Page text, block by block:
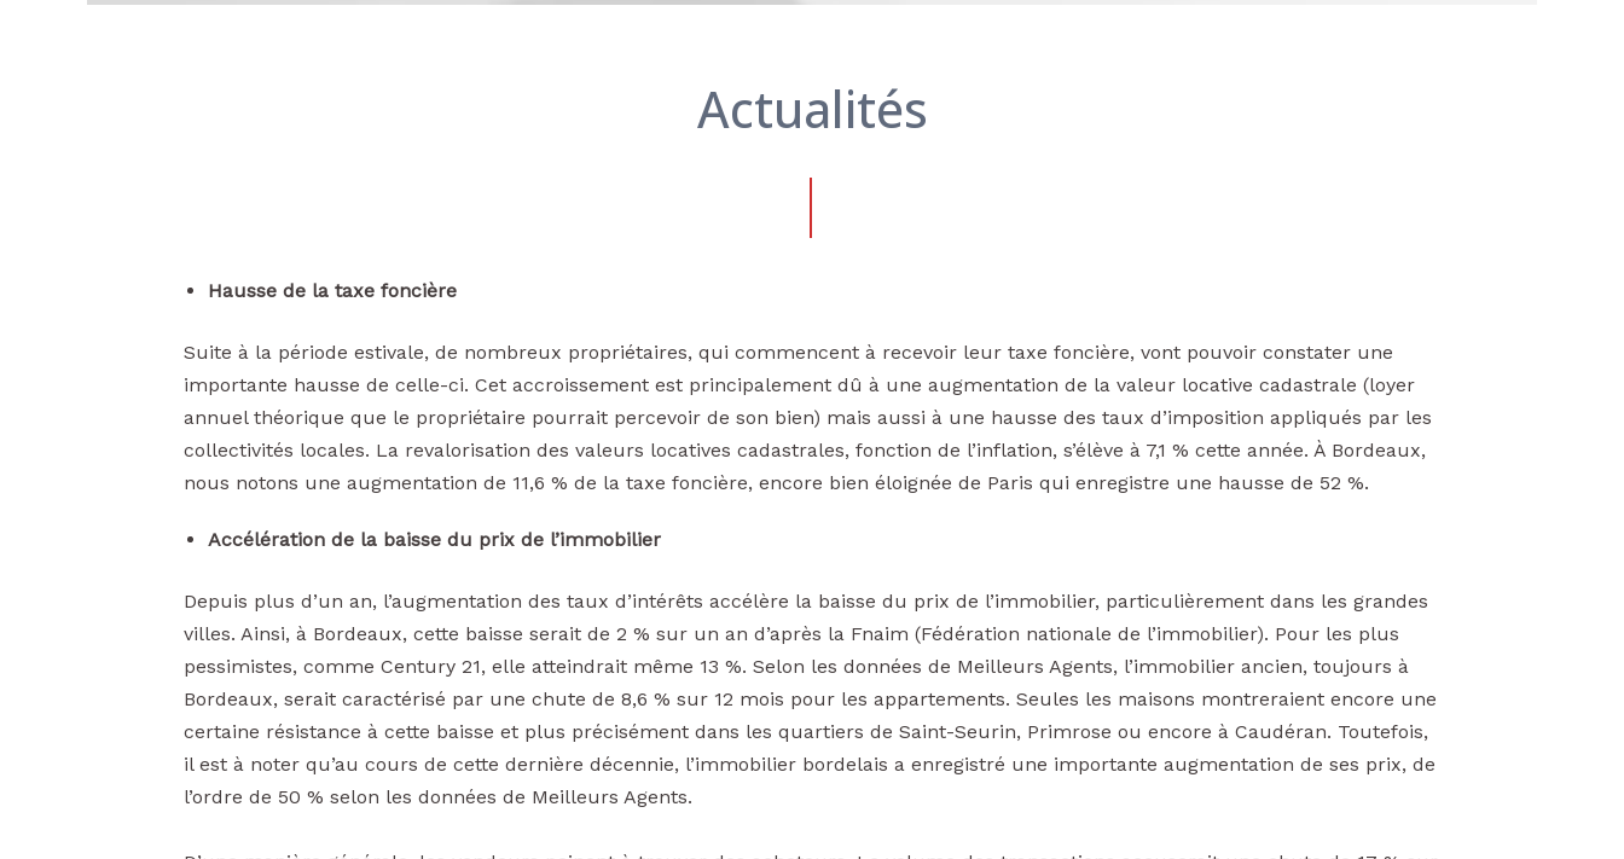
Actualités
Hausse de la taxe foncière
Suite à la période estivale, de nombreux propriétaires, qui commencent à recevoir leur taxe foncière, vont pouvoir constater une
importante hausse de celle-ci. Cet accroissement est principalement dû à une augmentation de la valeur locative cadastrale (loyer
annuel théorique que le propriétaire pourrait percevoir de son bien) mais aussi à une hausse des taux d’imposition appliqués par les
collectivités locales. La revalorisation des valeurs locatives cadastrales, fonction de l’inflation, s’élève à 7,1 % cette année. À Bordeaux,
nous notons une augmentation de 11,6 % de la taxe foncière, encore bien éloignée de Paris qui enregistre une hausse de 52 %.
Accélération de la baisse du prix de l’immobilier
Depuis plus d’un an, l’augmentation des taux d’intérêts accélère la baisse du prix de l’immobilier, particulièrement dans les grandes
villes. Ainsi, à Bordeaux, cette baisse serait de 2 % sur un an d’après la Fnaim (Fédération nationale de l’immobilier). Pour les plus
pessimistes, comme Century 21, elle atteindrait même 13 %. Selon les données de Meilleurs Agents, l’immobilier ancien, toujours à
Bordeaux, serait caractérisé par une chute de 8,6 % sur 12 mois pour les appartements. Seules les maisons montreraient encore une
certaine résistance à cette baisse et plus précisément dans les quartiers de Saint-Seurin, Primrose ou encore à Caudéran. Toutefois,
il est à noter qu’au cours de cette dernière décennie, l’immobilier bordelais a enregistré une importante augmentation de ses prix, de
l’ordre de 50 % selon les données de Meilleurs Agents.